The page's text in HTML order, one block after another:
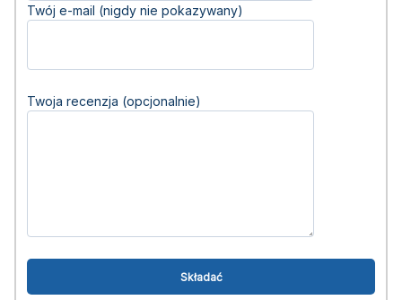
Twój e-mail (nigdy nie pokazywany)
Twoja recenzja (opcjonalnie)